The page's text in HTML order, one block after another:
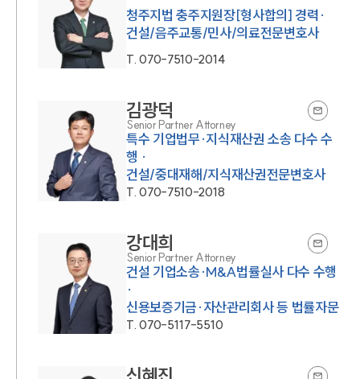
청주지법 충주지원장[형사합의] 경력·
건설/음주교통/민사/의료전문변호사
T.070-7510-2014
김광덕
Senior Partner Attorney
특수 기업법무·지식재산권 소송 다수 수
행 ·
건설/중대재해/지식재산권전문변호사
T.070-7510-2018
강대희
Senior Partner Attorney
건설 기업소송·M&A법률실사 다수 수행
·
신용보증기금·자산관리회사 등 법률자문
T.070-5117-5510